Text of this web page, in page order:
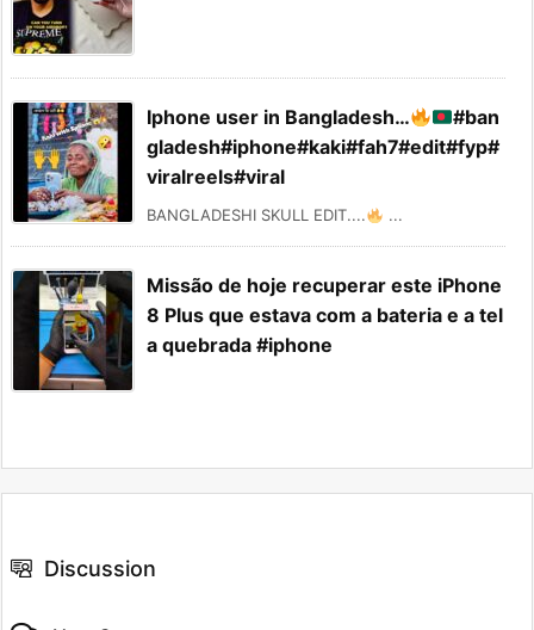
Iphone user in Bangladesh…
#ban
gladesh#iphone#kaki#fah7#edit#fyp#
viralreels#viral
BANGLADESHI SKULL EDIT.... ...
Missão de hoje recuperar este iPhone
8 Plus que estava com a bateria e a tel
a quebrada #iphone
Discussion